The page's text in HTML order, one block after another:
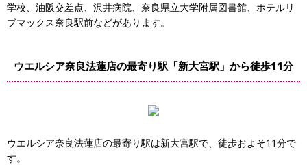
学校、油阪交差点、沢井病院、奈良県立大学附属図書館、ホテルリ
ブマックス奈良駅前などがあります。
ウエルシア奈良法蓮店の最寄り駅「新大宮駅」から徒歩11分
ウエルシア奈良法蓮店の最寄り駅は新大宮駅で、徒歩およそ11分で
す。